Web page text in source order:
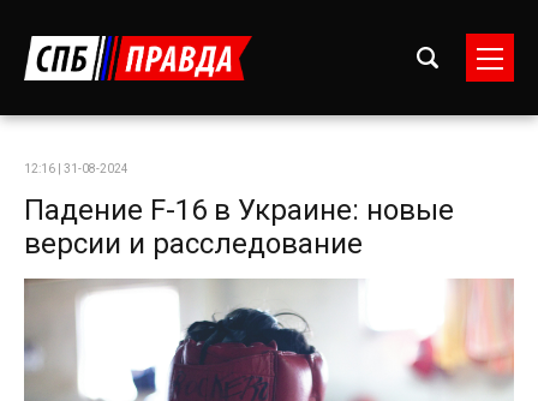
12:16 | 31-08-2024
Падение F-16 в Украине: новые
версии и расследование